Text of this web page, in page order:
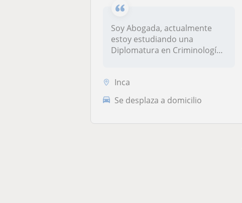
Soy Abogada, actualmente
estoy estudiando una
Diplomatura en Criminología.
Inca
Se desplaza a domicilio